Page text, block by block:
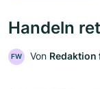
Handeln
FW Von